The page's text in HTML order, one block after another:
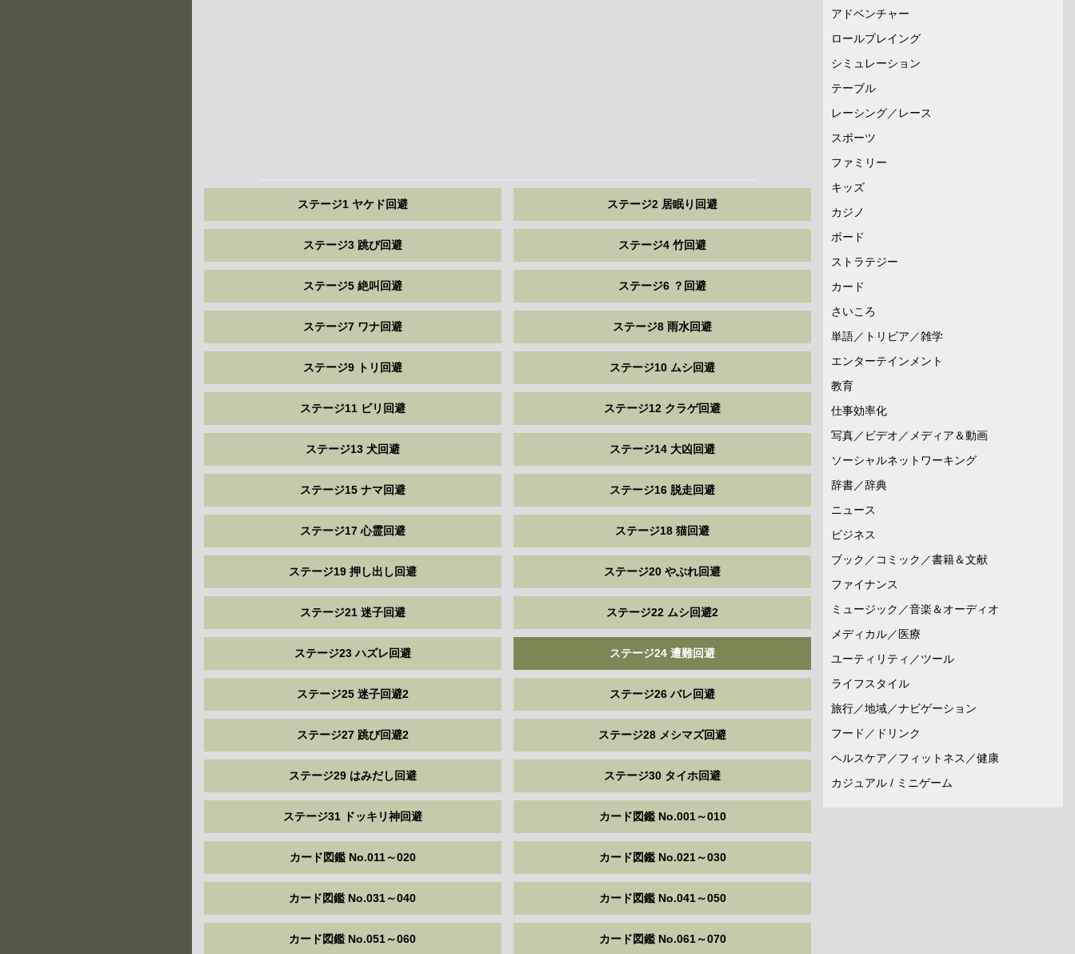
ステージ1 ヤケド回避 ステージ2 居眠り回避
ステージ3 跳び回避 ステージ4 竹回避
ステージ5 絶叫回避 ステージ6 ？回避
ステージ7 ワナ回避 ステージ8 雨水回避
ステージ9 トリ回避 ステージ10 ムシ回避
ステージ11 ビリ回避 ステージ12 クラゲ回避
ステージ13 犬回避 ステージ14 大凶回避
ステージ15 ナマ回避 ステージ16 脱走回避
ステージ17 心霊回避 ステージ18 猫回避
ステージ19 押し出し回避 ステージ20 やぶれ回避
ステージ21 迷子回避 ステージ22 ムシ回避2
ステージ23 ハズレ回避 ステージ24 遭難回避
ステージ25 迷子回避2 ステージ26 バレ回避
ステージ27 跳び回避2 ステージ28 メシマズ回避
ステージ29 はみだし回避 ステージ30 タイホ回避
ステージ31 ドッキリ神回避 カード図鑑 No.001～010
カード図鑑 No.011～020 カード図鑑 No.021～030
カード図鑑 No.031～040 カード図鑑 No.041～050
カード図鑑 No.051～060 カード図鑑 No.061～070
アドベンチャー
ロールプレイング
シミュレーション
テーブル
レーシング／レース
スポーツ
ファミリー
キッズ
カジノ
ボード
ストラテジー
カード
さいころ
単語／トリビア／雑学
エンターテインメント
教育
仕事効率化
写真／ビデオ／メディア＆動画
ソーシャルネットワーキング
辞書／辞典
ニュース
ビジネス
ブック／コミック／書籍＆文献
ファイナンス
ミュージック／音楽＆オーディオ
メディカル／医療
ユーティリティ／ツール
ライフスタイル
旅行／地域／ナビゲーション
フード／ドリンク
ヘルスケア／フィットネス／健康
カジュアル / ミニゲーム